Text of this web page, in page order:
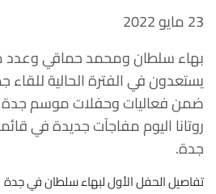
23 مايو 2022
بهاء سلطان ومحمد حماقي وعدد
يستعدون في الفترة الحالية
روتانا اليوم مفاجآت جديدة في
جدة.
تفاصيل الحفل الأول لبهاء سلطان في جدة